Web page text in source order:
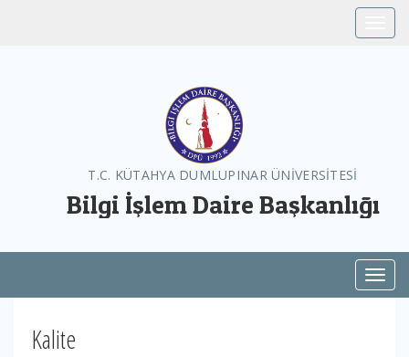
T.C. KÜTAHYA DUMLUPINAR ÜNİVERSİTESİ
Bilgi İşlem Daire Başkanlığı
Kalite